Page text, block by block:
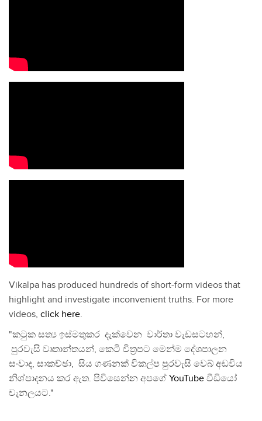
Vikalpa has produced hundreds of short-form videos that
highlight and investigate inconvenient truths. For more
videos, click here.
"කටුක සත්‍ය ඉස්මතුකර දැක්වෙන වාර්තා වැඩසටහන්,
පුරවැසි වෘතාන්තයන්, කෙටි චිත්‍රපට මෙන්ම දේශපාලන
සංවාද, සාකච්ඡා, සිය ගණනක් විකල්ප පුරවැසි වෙබ් අඩවිය
නිශ්පාදනය කර ඇත. පිවිසෙන්න අපගේ YouTube වීඩියෝ
චැනලයට."